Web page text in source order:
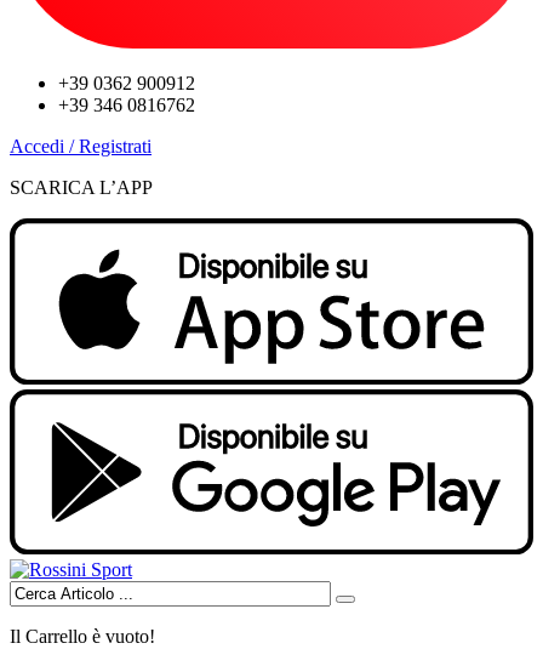
+39 0362 900912
+39 346 0816762
Accedi / Registrati
SCARICA L’APP
Il Carrello è vuoto!